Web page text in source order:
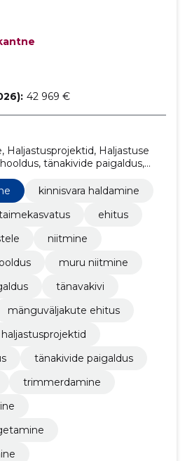
42 969 €
Haljastusprojektid, Haljastuse
tänakivide paigaldus,
rajamine
kinnisvara haldamine
ehitus
niitmine
muru niitmine
tänavakivi
mänguväljakute ehitus
haljastusprojektid
tänakivide paigaldus
trimmerdamine